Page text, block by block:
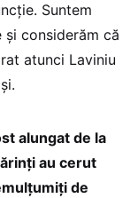
Suntem
considerăm că
atunci Laviniu
alungat de la
au cerut
de